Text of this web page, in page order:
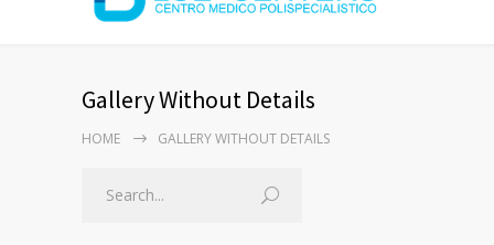
Gallery Without Details
HOME GALLERY WITHOUT DETAILS